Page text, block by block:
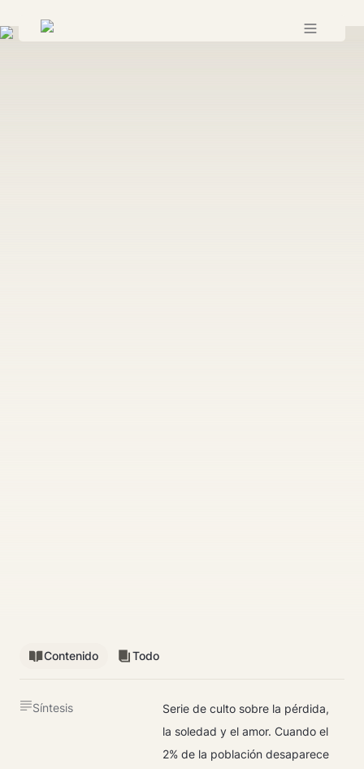
Contenido Todo
Síntesis
Serie de culto sobre la pérdida,
la soledad y el amor. Cuando el
2% de la población desaparece